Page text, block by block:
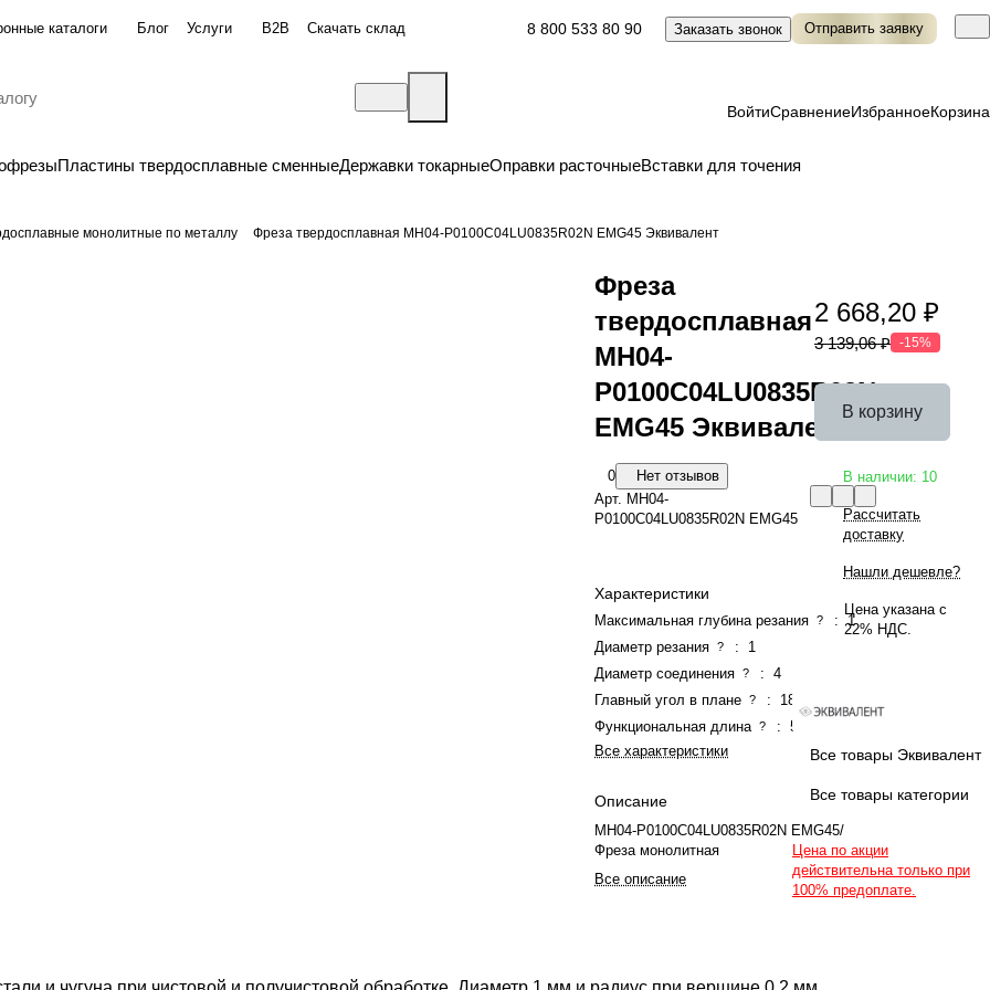
каталоги Блог Услуги B2B Скачать склад 8 800 533 80 90 Заказать звонок Отправить заявку
ВойтиСравнениеИзбранноеКорзина
Пластины твердосплавные сменныеДержавки токарныеОправки расточныеВставки для точения
монолитные по металлу Фреза твердосплавная MH04-P0100C04LU0835R02N EMG45 Эквивалент
Фреза
твердосплавная
MH04-
P0100C04LU0835R02N
EMG45 Эквивалент
0
Нет отзывов
Арт. MH04-
P0100C04LU0835R02N EMG45
Характеристики
Максимальная глубина резания ? : 1
Диаметр резания ? :
1
Диаметр соединения ? : 4
Главный угол в плане ? :
180
Функциональная длина ? : 50
Все характеристики
Описание
MH04-P0100C04LU0835R02N EMG45/
Фреза монолитная
Все описание
2 668,20 ₽
3 139,06 ₽ -15%
В корзину
В наличии: 10
Рассчитать
доставку
Нашли дешевле?
Цена указана с
22% НДС.
Все товары Эквивалент
Все товары категории
Цена по акции
действительна только при
100% предоплате.